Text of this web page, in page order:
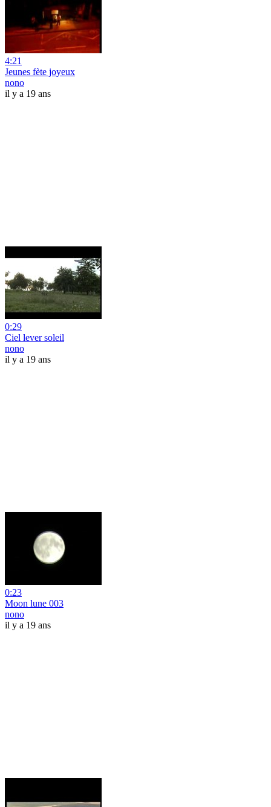
4:21
Jeunes fète joyeux
nono
il y a 19 ans
0:29
Ciel lever soleil
nono
il y a 19 ans
0:23
Moon lune 003
nono
il y a 19 ans